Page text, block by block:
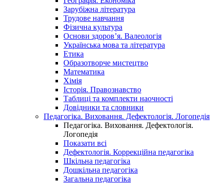
Зарубіжна література
Трудове навчання
Фізична культура
Основи здоров’я. Валеологія
Українська мова та література
Етика
Образотворче мистецтво
Математика
Хімія
Історія. Правознавство
Таблиці та комплекти наочності
Довідники та словники
Педагогіка. Виховання. Дефектологія. Логопедія
Педагогіка. Виховання. Дефектологія.
Логопедія
Показати всі
Дефектологія. Коррекційна педагогіка
Шкільна педагогіка
Дошкільна педагогіка
Загальна педагогіка